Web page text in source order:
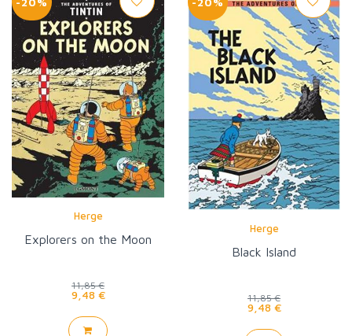
Herge
Explorers on the Moon
11,85 €
9,48 €
Herge
Black Island
11,85 €
9,48 €